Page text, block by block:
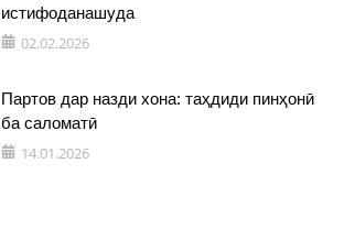
истифоданашуда
02.02.2026
Партов дар назди хона: таҳдиди пинҳонӣ
ба саломатӣ
14.01.2026